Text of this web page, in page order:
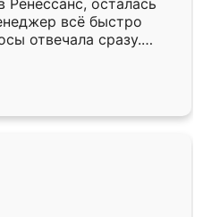
Ренессанс, осталась
всё быстро
отвечала сразу.
субботу, подошёл к
Собрали
аккуратно, даже